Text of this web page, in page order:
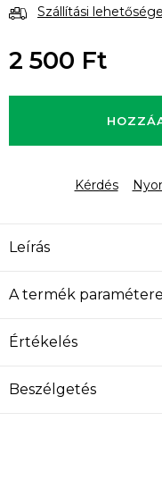
Szállítási
2 500 Ft
Kérdés
Leírás
A termék
Értékelés
Beszélgetés